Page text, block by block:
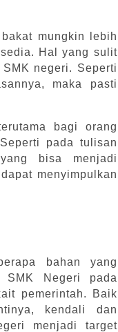
mungkin lebih
Hal yang sulit
negeri. Seperti
maka pasti
bagi orang
pada tulisan
bisa menjadi
menyimpulkan
bahan yang
SMK Negeri pada
pemerintah. Baik
kendali dan
menjadi target